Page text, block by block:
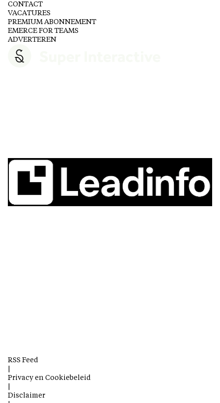
CONTACT
VACATURES
PREMIUM ABONNEMENT
EMERCE FOR TEAMS
ADVERTEREN
RSS Feed
Privacy en Cookiebeleid
Disclaimer